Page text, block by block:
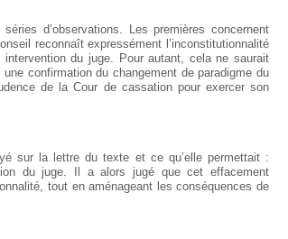
d’observations. Les premières concernent
reconnaît expressément l’inconstitutionnalité
du juge. Pour autant, cela ne saurait
confirmation du changement de paradigme du
de la Cour de cassation pour exercer son
sur la lettre du texte et ce qu’elle permettait :
du juge. Il a alors jugé que cet effacement
tout en aménageant les conséquences de